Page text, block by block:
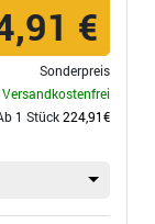
€
Sonderpreis
Versandkostenfrei
1 Stück224,91€